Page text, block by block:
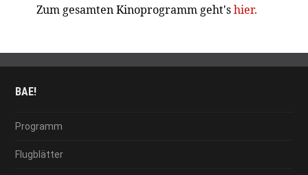
Zum gesamten Kinoprogramm geht'shier.
BAE!
Programm
Flugblätter